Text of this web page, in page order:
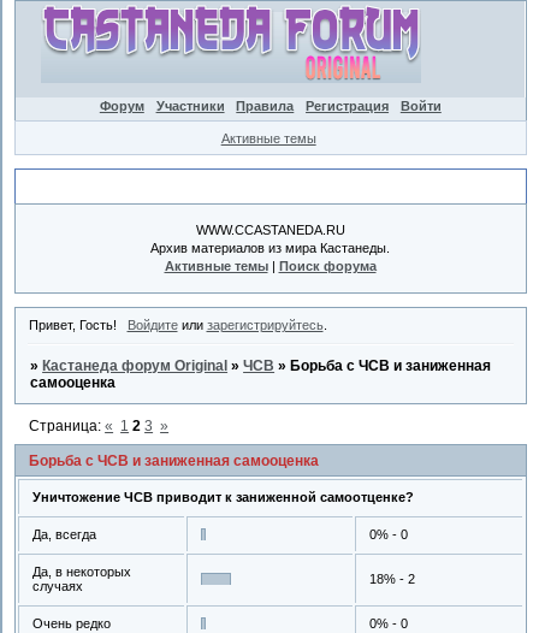
Форум Участники Правила Регистрация Войти
Активные темы
WWW.CCASTANEDA.RU
Архив материалов из мира Кастанеды.
Активные темы| Поиск форума
Привет, Гость! Войдитеили зарегистрируйтесь.
» Кастанеда форум Original »ЧСВ » Борьба с ЧСВ и заниженная
самооценка
Борьба с ЧСВ и заниженная самооценка
Страница:« 1 2 3 »
Уничтожение ЧСВ приводит к заниженной самоотценке?
Да, всегда 0% - 0
Да, в некоторых
случаях
18% - 2
Очень редко 0% - 0